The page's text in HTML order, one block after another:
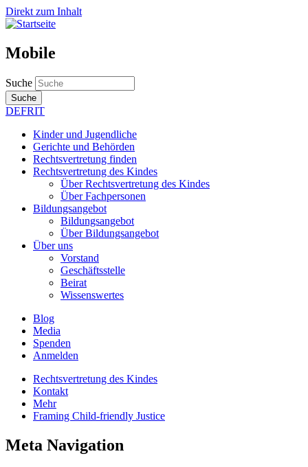
Direkt zum Inhalt
Mobile
Suche
Suche
DEFRIT
Kinder und Jugendliche
Gerichte und Behörden
Rechtsvertretung finden
Rechtsvertretung des Kindes
Über Rechtsvertretung des Kindes
Über Fachpersonen
Bildungsangebot
Bildungsangebot
Über Bildungsangebot
Über uns
Vorstand
Geschäftsstelle
Beirat
Wissenswertes
Blog
Media
Spenden
Anmelden
Rechtsvertretung des Kindes
Kontakt
Mehr
Framing Child-friendly Justice
Meta Navigation